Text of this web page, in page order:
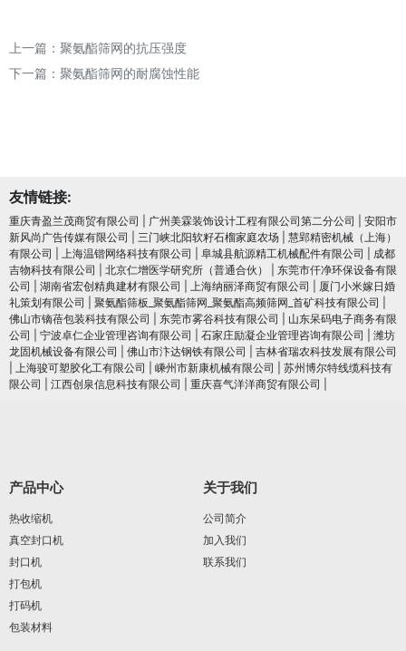
上一篇： 聚氨酯筛网的抗压强度
下一篇： 聚氨酯筛网的耐腐蚀性能
友情链接:
重庆青盈兰茂商贸有限公司 广州美霖装饰设计工程有限公司第二分公司
安阳市
新风尚广告传媒有限公司
三门峡北阳软籽石榴家庭农场
慧郢精密机械（上海）
有限公司
上海温锴网络科技有限公司 阜城县航源精工机械配件有限公司
成都
吉物科技有限公司
北京仁增医学研究所（普通合伙）
东莞市仟净环保设备有限
公司
湖南省宏创精典建材有限公司 上海纳丽泽商贸有限公司
厦门小米嫁日婚
礼策划有限公司
聚氨酯筛板_聚氨酯筛网_聚氨酯高频筛网_首矿科技有限公司
佛山市镝蓓包装科技有限公司
东莞市雾谷科技有限公司
山东呆码电子商务有限
公司
宁波卓仁企业管理咨询有限公司 石家庄励凝企业管理咨询有限公司
潍坊
龙固机械设备有限公司
佛山市汴达钢铁有限公司
吉林省瑞农科技发展有限公司
上海骏可塑胶化工有限公司 嵊州市新康机械有限公司
苏州博尔特线缆科技有
限公司
江西创泉信息科技有限公司 重庆喜气洋洋商贸有限公司
产品中心
热收缩机
真空封口机
封口机
打包机
打码机
包装材料
关于我们
公司简介
加入我们
联系我们